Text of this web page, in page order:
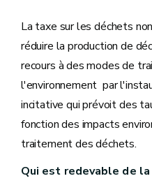
La taxe sur les déchets
réduire la production de
recours à des modes de
l'environnement par
incitative qui prévoit des
fonction des impacts
traitement des déchets.
Qui est redevable de la